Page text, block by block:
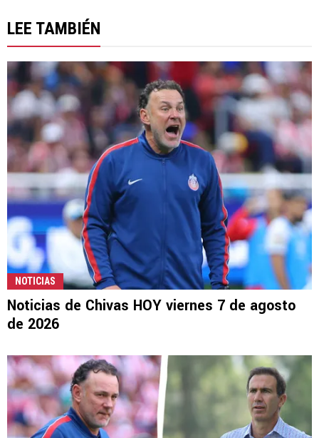
LEE TAMBIÉN
NOTICIAS
Noticias de Chivas HOY viernes 7 de agosto
de 2026